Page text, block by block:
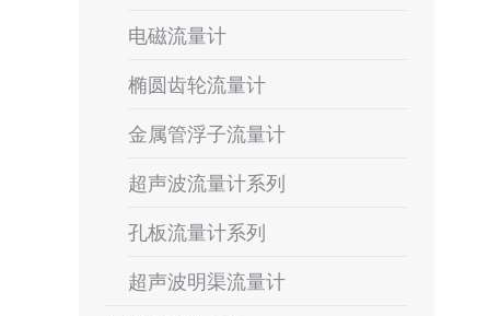
电磁流量计
椭圆齿轮流量计
金属管浮子流量计
超声波流量计系列
孔板流量计系列
超声波明渠流量计